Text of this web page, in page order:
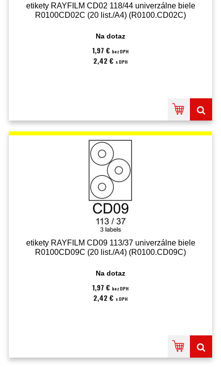
etikety RAYFILM CD02 118/44 univerzálne biele
R0100CD02C (20 list./A4) (R0100.CD02C)
Na dotaz
1,97 € bez DPH
2,42 € s DPH
etikety RAYFILM CD09 113/37 univerzálne biele
R0100CD09C (20 list./A4) (R0100.CD09C)
Na dotaz
1,97 € bez DPH
2,42 € s DPH